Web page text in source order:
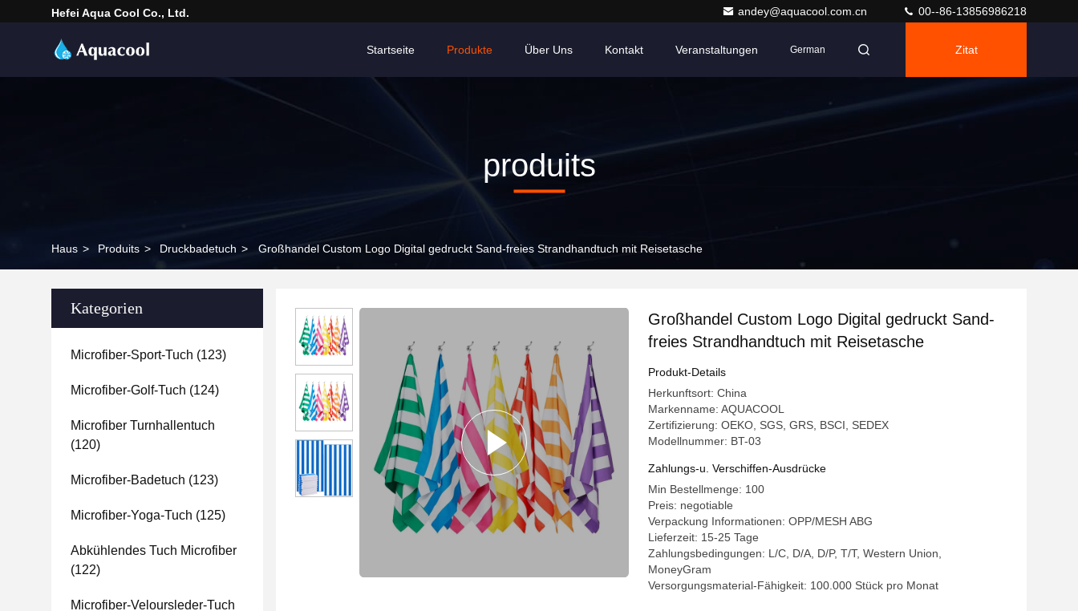
Hefei Aqua Cool Co., Ltd. andey@aquacool.com.cn 00--86-13856986218
Startseite Produkte Über Uns Kontakt Veranstaltungen German Zitat
produits
Haus > Produits > Druckbadetuch > Großhandel Custom Logo Digital gedruckt Sand-freies Strandhandtuch mit Reisetasche
Kategorien
Microfiber-Sport-Tuch (123)
Microfiber-Golf-Tuch (124)
Microfiber Turnhallentuch
(120)
Microfiber-Badetuch (123)
Microfiber-Yoga-Tuch (125)
Abkühlendes Tuch Microfiber
(122)
Microfiber-Veloursleder-Tuch
Großhandel Custom Logo Digital gedruckt Sand-
freies Strandhandtuch mit Reisetasche
Produkt-Details
Herkunftsort: China
Markenname: AQUACOOL
Zertifizierung: OEKO, SGS, GRS, BSCI, SEDEX
Modellnummer: BT-03
Zahlungs-u. Verschiffen-Ausdrücke
Min Bestellmenge: 100
Preis: negotiable
Verpackung Informationen: OPP/MESH ABG
Lieferzeit: 15-25 Tage
Zahlungsbedingungen: L/C, D/A, D/P, T/T, Western Union,
MoneyGram
Versorgungsmaterial-Fähigkeit: 100.000 Stück pro Monat